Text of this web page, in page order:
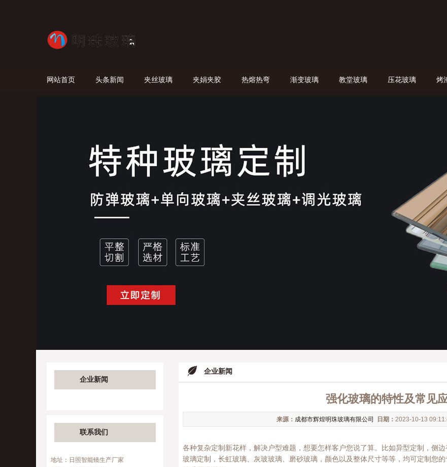
网站首页 头条新闻 夹丝玻璃 夹娟夹胶 热熔热弯 渐变玻璃 教堂玻璃 压花玻璃 烤
企业新闻
联系我们
地址：日照智能镜生产厂家
企业新闻
强化玻璃的特性及常见
来源： 成都市辉煌明珠玻璃有限公司 日期： 2023-10-13
各种复杂定制新花样，解决户型难题，想要怎样客户您说了算。比如异型定制，侧
玻璃定制，长虹玻璃、灰玻玻璃、磨砂玻璃，颜色以及整体尺寸等等，均可定制您